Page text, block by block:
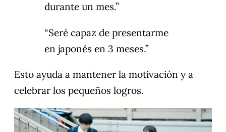
durante un mes.”
“Seré capaz de presentarme
en japonés en 3 meses.”
Esto ayuda a mantener la motivación y a
celebrar los pequeños logros.